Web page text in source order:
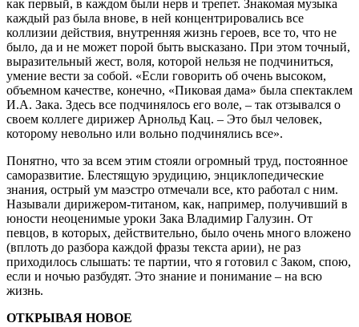
как первый, в каждом были нерв и трепет. Знакомая музыка
каждый раз была внове, в ней концентрировались все
коллизии действия, внутренняя жизнь героев, все то, что не
было, да и не может порой быть высказано. При этом точный,
выразительный жест, воля, которой нельзя не подчиниться,
умение вести за собой. «Если говорить об очень высоком,
объемном качестве, конечно, «Пиковая дама» была спектаклем
И.А. Зака. Здесь все подчинялось его воле, – так отзывался о
своем коллеге дирижер Арнольд Кац. – Это был человек,
которому невольно или вольно подчинялись все».
Понятно, что за всем этим стояли огромный труд, постоянное
саморазвитие. Блестящую эрудицию, энциклопедические
знания, острый ум маэстро отмечали все, кто работал с ним.
Называли дирижером-титаном, как, например, получивший в
юности неоценимые уроки Зака Владимир Галузин. От
певцов, в которых, действительно, было очень много вложено
(вплоть до разбора каждой фразы текста арии), не раз
приходилось слышать: те партии, что я готовил с Заком, спою,
если и ночью разбудят. Это знание и понимание – на всю
жизнь.
ОТКРЫВАЯ НОВОЕ